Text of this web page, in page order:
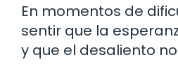
En momentos de
sentir que la
y que el desaliento